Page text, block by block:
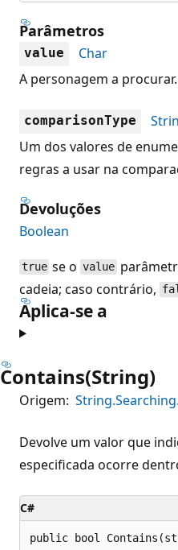
Parâmetros
value
Char
A personagem a procurar.
comparisonType
Um dos valores de
regras a usar na
Devoluções
Boolean
true se ovalue
cadeia; caso contrário,
Aplica-se a
Contains(String)
Origem:
Devolve um valor que
especificada ocorre
C#
public bool